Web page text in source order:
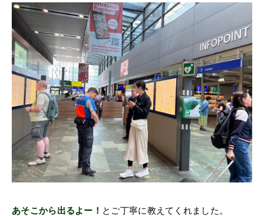
あそこから出るよー！ とご丁寧に教えてくれました。